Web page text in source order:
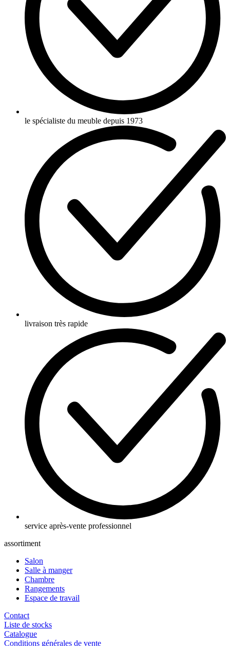
le spécialiste du meuble depuis 1973
livraison très rapide
service après-vente professionnel
assortiment
Salon
Salle à manger
Chambre
Rangements
Espace de travail
Contact
Liste de stocks
Catalogue
Conditions générales de vente